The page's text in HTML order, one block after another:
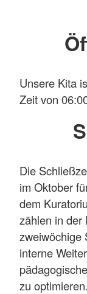
Unsere Kita
Zeit von
Die
im Oktober
dem
zählen in der
zweiwöchige
interne
zu optimieren.